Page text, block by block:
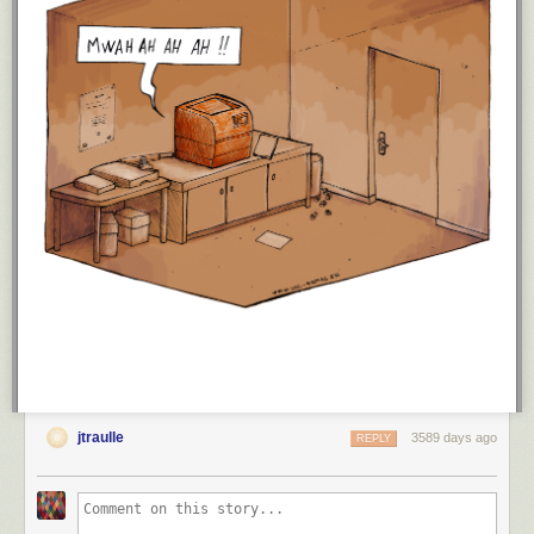
Easier migrations
The install tool, which is also a heavily used feature during updates
between TYPO3 versions, has received some more beauty, basically
finding all documented changes with a cool filter to show what is relevant
for an integrator, extension author or site owner. Although this is already
pretty cool, stay tuned for even better features to make migrations even
easier between TYPO3 versions!
The migration and deprecation of existing options and switching within
the TCA definitions we have in place since TYPO3 v7, is also visible in
the Install Tool now.
dev/Changelog/8.4/Index.html
Download it now
try out thevirtual machine to play around with the latest development
jtraulle 3589 days ago
REPLY